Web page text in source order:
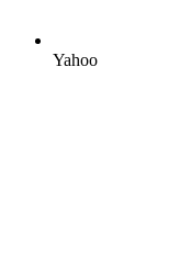
Yahoo